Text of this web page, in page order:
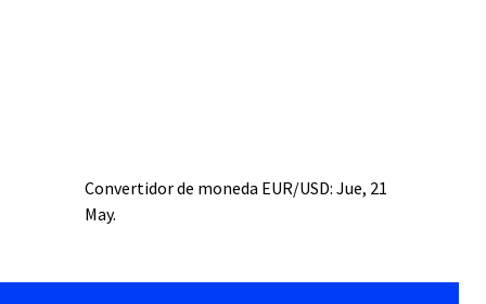
Convertidor de moneda EUR/USD: Jue, 21
May.